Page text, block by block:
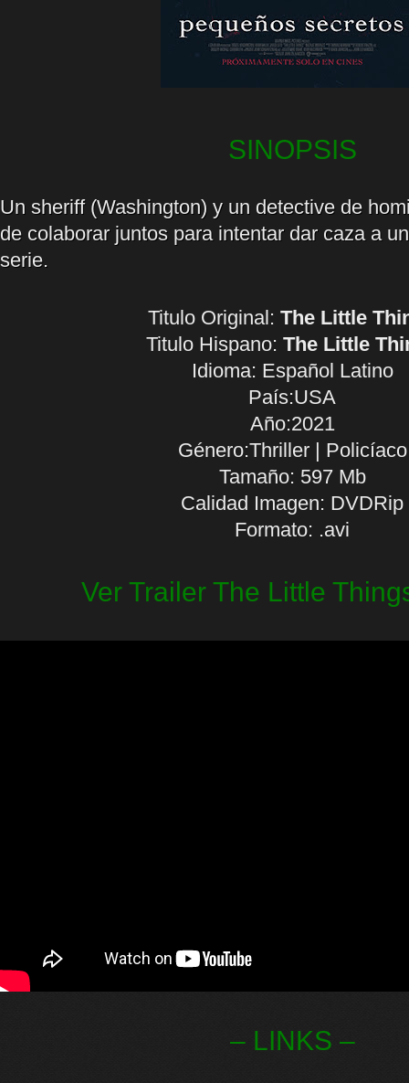
SINOPSIS
Un sheriff (Washington) y un detective de
de colaborar juntos para intentar dar caza a
serie.
Titulo Original: The Little
Titulo Hispano: The Little
Idioma: Español Latino
País:USA
Año:2021
Género:Thriller | Policíaco
Tamaño: 597 Mb
Calidad Imagen: DVDRip
Formato: .avi
Ver Trailer The Little
– LINKS –